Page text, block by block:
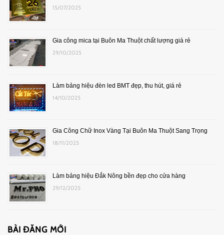
15/07/2025
Gia công mica tại Buôn Ma Thuột chất lượng giá rẻ
29/10/2025
Làm bảng hiệu đèn led BMT đẹp, thu hút, giá rẻ
14/10/2025
Gia Công Chữ Inox Vàng Tại Buôn Ma Thuột Sang Trọng
18/11/2025
Làm bảng hiệu Đắk Nông bền đẹp cho cửa hàng
29/12/2025
BÀI ĐĂNG MỚI